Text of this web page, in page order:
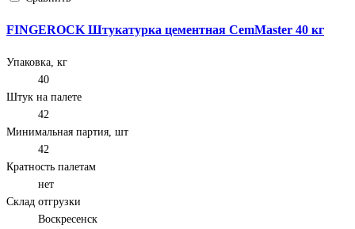
FINGEROCK Штукатурка цементная CemMaster 40 кг
Упаковка, кг
40
Штук на палете
42
Минимальная партия, шт
42
Кратность палетам
нет
Склад отгрузки
Воскресенск